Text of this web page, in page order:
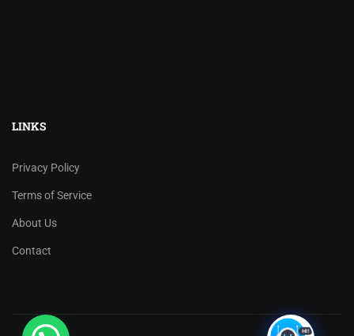
LINKS
Privacy Policy
Terms of Service
About Us
Contact